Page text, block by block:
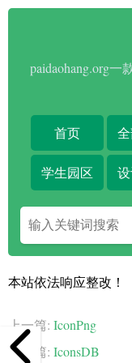
paidaohang.org
首页
学生园区
搜
索
字
本站依法响应整改！
上一篇: IconPng
下一篇: IconsDB